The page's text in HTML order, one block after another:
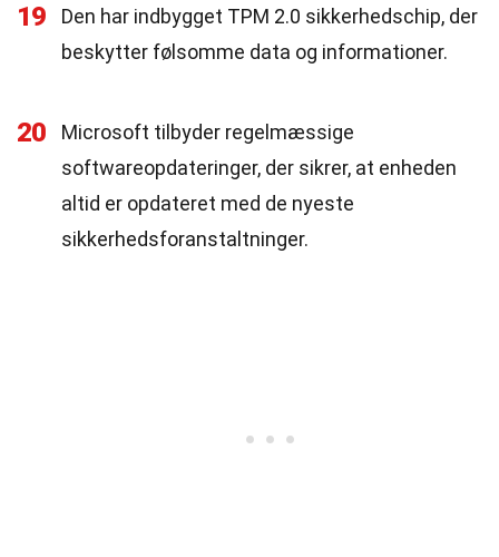
19
Den har indbygget TPM 2.0 sikkerhedschip, der
beskytter følsomme data og informationer.
20
Microsoft tilbyder regelmæssige
softwareopdateringer, der sikrer, at enheden
altid er opdateret med de nyeste
sikkerhedsforanstaltninger.